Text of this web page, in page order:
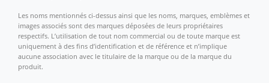
Les noms mentionnés ci-dessus ainsi que les noms, marques, emblèmes et
images associés sont des marques déposées de leurs propriétaires
respectifs. L’utilisation de tout nom commercial ou de toute marque est
uniquement à des fins d’identification et de référence et n’implique
aucune association avec le titulaire de la marque ou de la marque du
produit.